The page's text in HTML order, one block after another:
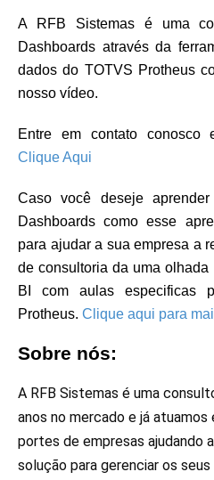
A RFB Sistemas é uma
Dashboards através da
dados do TOTVS Protheus
nosso vídeo.
Entre em contato conosco
Clique Aqui
Caso você deseje
Dashboards como esse
para ajudar a sua empresa a
de consultoria da uma
BI com aulas especificas
Protheus. Clique aqui para
Sobre nós:
A RFB Sistemas é uma
anos no mercado e já
portes de empresas ajudando
solução para gerenciar os